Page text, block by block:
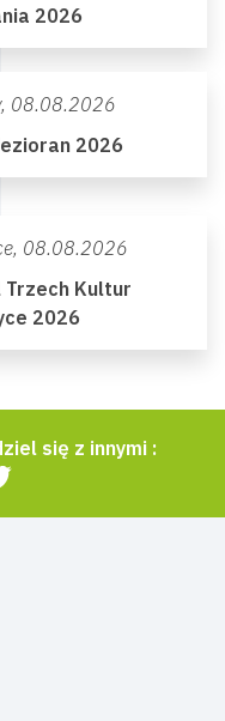
2026
08.08.2026
2026
08.08.2026
Kultur
2026
się z innymi :